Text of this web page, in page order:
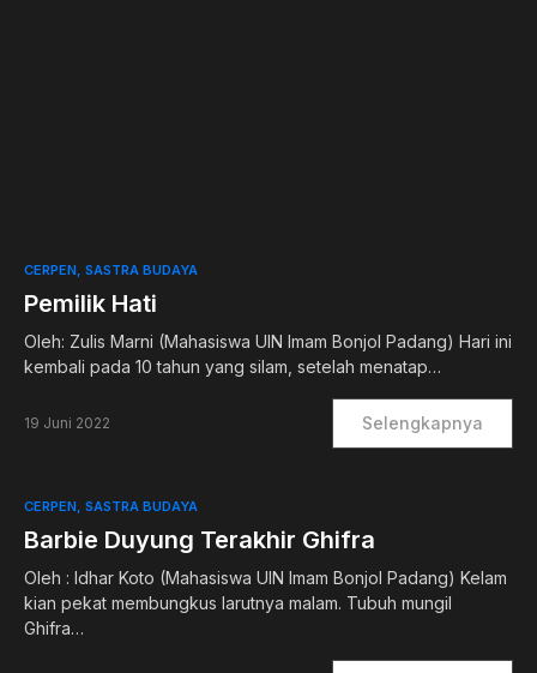
CERPEN SASTRA BUDAYA
Pemilik Hati
Oleh: Zulis Marni (Mahasiswa UIN Imam Bonjol Padang) Hari ini
kembali pada 10 tahun yang silam, setelah menatap…
19 Juni 2022 Selengkapnya
CERPEN SASTRA BUDAYA
Barbie Duyung Terakhir Ghifra
Oleh : Idhar Koto (Mahasiswa UIN Imam Bonjol Padang) Kelam
kian pekat membungkus larutnya malam. Tubuh mungil
Ghifra…